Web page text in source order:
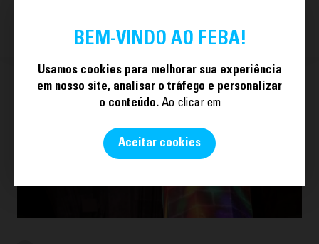
BEM-VINDO AO FEBA!
Usamos cookies para melhorar sua experiência
em nosso site, analisar o tráfego e personalizar
o conteúdo.Ao clicar em
Aceitar cookies